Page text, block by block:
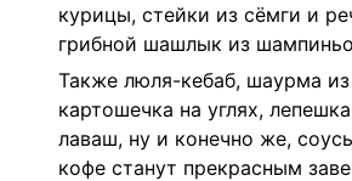
курицы, стейки из сёмги и
грибной шашлык из
Также люля-кебаб, шаурма
картошечка на углях,
лаваш, ну и конечно же,
кофе станут прекрасным